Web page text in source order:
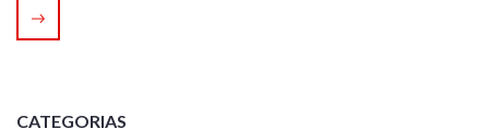
CATEGORIAS